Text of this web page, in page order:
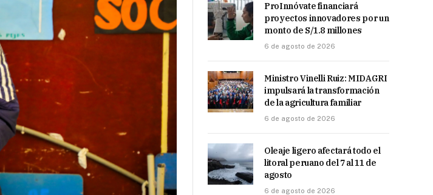
ProInnóvate financiará
proyectos innovadores por un
monto de S/1.8 millones
6 de agosto de 2026
Ministro Vinelli Ruiz: MIDAGRI
impulsará la transformación
de la agricultura familiar
6 de agosto de 2026
Oleaje ligero afectará todo el
litoral peruano del 7 al 11 de
agosto
6 de agosto de 2026